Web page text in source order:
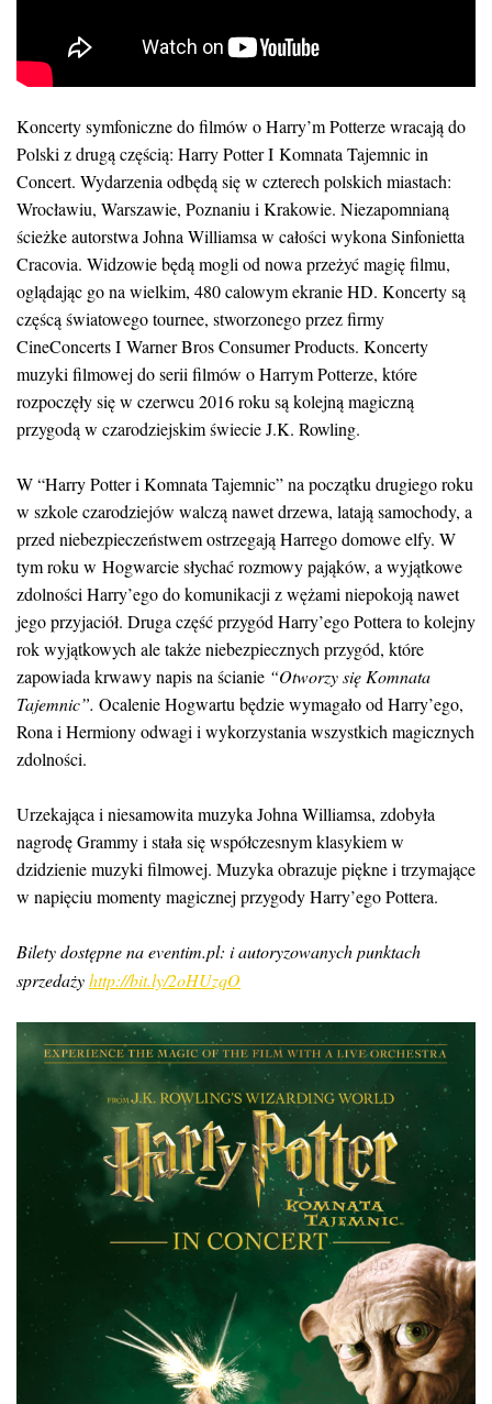
Koncerty symfoniczne do filmów o Harry’m Potterze wracają do
Polski z drugą częścią: Harry Potter I Komnata Tajemnic in
Concert. Wydarzenia odbędą się w czterech polskich miastach:
Wrocławiu, Warszawie, Poznaniu i Krakowie. Niezapomnianą
ścieżke autorstwa Johna Williamsa w całości wykona Sinfonietta
Cracovia. Widzowie będą mogli od nowa przeżyć magię filmu,
oglądając go na wielkim, 480 calowym ekranie HD. Koncerty są
częścą światowego tournee, stworzonego przez firmy
CineConcerts I Warner Bros Consumer Products. Koncerty
muzyki filmowej do serii filmów o Harrym Potterze, które
rozpoczęły się w czerwcu 2016 roku są kolejną magiczną
przygodą w czarodziejskim świecie J.K. Rowling.
W “Harry Potter i Komnata Tajemnic” na początku drugiego roku
w szkole czarodziejów walczą nawet drzewa, latają samochody, a
przed niebezpieczeństwem ostrzegają Harrego domowe elfy. W
tym roku w Hogwarcie słychać rozmowy pająków, a wyjątkowe
zdolności Harry’ego do komunikacji z wężami niepokoją nawet
jego przyjaciół. Druga część przygód Harry’ego Pottera to kolejny
rok wyjątkowych ale także niebezpiecznych przygód, które
zapowiada krwawy napis na ścianie “Otworzy się Komnata
Tajemnic”. Ocalenie Hogwartu będzie wymagało od Harry’ego,
Rona i Hermiony odwagi i wykorzystania wszystkich magicznych
zdolności.
Urzekająca i niesamowita muzyka Johna Williamsa, zdobyła
nagrodę Grammy i stała się współczesnym klasykiem w
dzidzienie muzyki filmowej. Muzyka obrazuje piękne i trzymające
w napięciu momenty magicznej przygody Harry’ego Pottera.
Bilety dostępne na eventim.pl: i autoryzowanych punktach
sprzedażyhttp://bit.ly/2oHUzqO